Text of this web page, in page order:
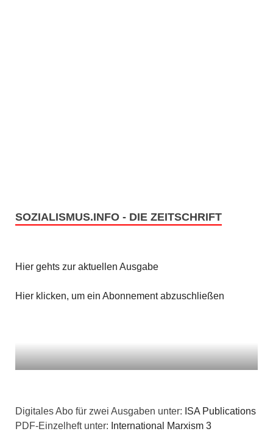
SOZIALISMUS.INFO - DIE ZEITSCHRIFT
Hier gehts zur aktuellen Ausgabe
Hier klicken, um ein Abonnement abzuschließen
Digitales Abo für zwei Ausgaben unter: ISA Publications
PDF-Einzelheft unter: International Marxism 3